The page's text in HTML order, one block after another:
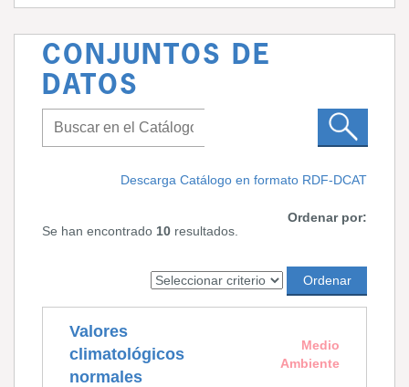
CONJUNTOS DE
DATOS
Descarga Catálogo en formato RDF-DCAT
Se han encontrado 10 resultados.
Ordenar por:
Valores
climatológicos
normales
Medio
Ambiente